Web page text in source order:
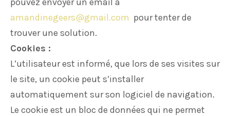
amandinegeers@gmail.com pour tenter de
trouver une solution.
Cookies :
L’utilisateur est informé, que lors de ses visites sur
le site, un cookie peut s’installer
automatiquement sur son logiciel de navigation.
Le cookie est un bloc de données qui ne permet